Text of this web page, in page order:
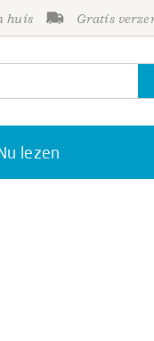
huis Gratis
lezen